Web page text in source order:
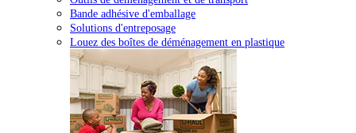
Bande adhésive d'emballage
Solutions d'entreposage
Louez des boîtes de déménagement en plastique